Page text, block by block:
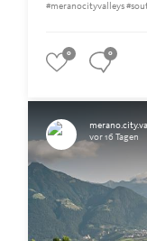
#meranocityvalleys
0 0
vor 16 Tagen